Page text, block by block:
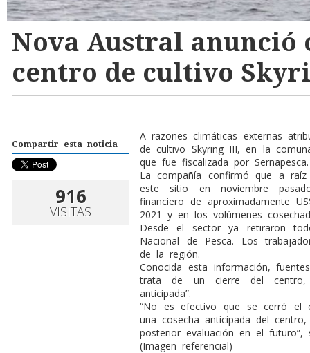
Nova Austral anunció
centro de cultivo
Compartir esta noticia
916
VISITAS
A razones climáticas externas
de cultivo Skyring III, en la
que fue fiscalizada por Sernapesca.
La compañía confirmó que a
este sitio en noviembre
financiero de aproximadamente
2021 y en los volúmenes
Desde el sector ya retiraron
Nacional de Pesca. Los
de la región.
Conocida esta información,
trata de un cierre del centro,
anticipada”.
“No es efectivo que se cerró el
una cosecha anticipada del
posterior evaluación en el futuro”,
(Imagen referencial)